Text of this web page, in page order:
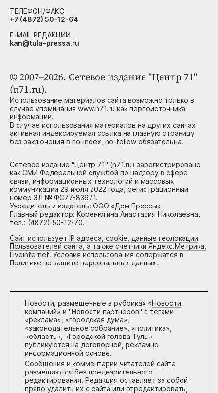
© 2007–2026. Сетевое издание "Центр 71"
(n71.ru).
Использование материалов сайта возможно только в
случае упоминания www.n71.ru как первоисточника
информации.
В случае использования материалов на других сайтах
активная индексируемая ссылка на главную страницу
без заключения в no-index, no-follow обязательна.
Сетевое издание "Центр 71" (n71.ru) зарегистрировано
как СМИ Федеральной службой по надзору в сфере
связи, информационных технологий и массовых
коммуникаций 29 июля 2022 года, регистрационный
номер ЭЛ № ФС77-83671.
Учредитель и издатель: ООО «Дом Прессы»
Главный редактор: Коренюгина Анастасия Николаевна,
тел.: (4872) 50-12-70.
Сайт использует IP адреса, cookie, данные геолокации
Пользователей сайта, а также счетчики Яндекс.Метрика,
Liveinternet. Условия использования содержатся в
Политике по защите персональных данных.
Новости, размещенные в рубриках «Новости
компаний» и "Новости партнеров" с тегами
«реклама», «городская дума»,
«законодательное собрание», «политика»,
«область», «Городской голова Тулы»
публикуются на договорной, рекламно-
информационной основе.
Сообщения и комментарии читателей сайта
размещаются без предварительного
редактирования. Редакция оставляет за собой
право удалить их с сайта или отредактировать,
ТЕЛЕФОН/ФАКС
+7 (4872) 50-12-64
E-MAIL РЕДАКЦИИ
kan@tula-pressa.ru